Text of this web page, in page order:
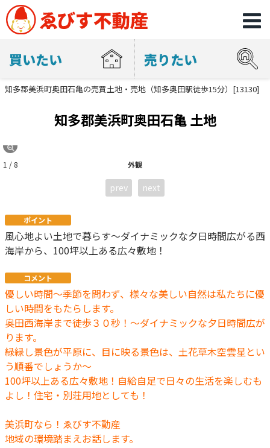
買いたい 売りたい
知多郡美浜町奥田石亀の売買土地・売地（知多奥田駅徒歩15分）[13130]
知多郡美浜町奥田石亀 土地
外観
1 / 8
prev next
ポイント
風心地よい土地で暮らす～ダイナミックな夕日時間広がる西
海岸から、100坪以上ある広々敷地！
コメント
優しい時間～季節を問わず、様々な美しい自然は私たちに優
しい時間をもたらします。
奥田西海岸まで徒歩３０秒！～ダイナミックな夕日時間広が
ります。
緑緑し景色が平原に、目に映る景色は、土花草木空雲星とい
う順番でしょうか～
100坪以上ある広々敷地！自給自足で日々の生活を楽しむも
よし！住宅・別荘用地としても！
美浜町なら！ゑびす不動産
地域の環境踏まえお話します。